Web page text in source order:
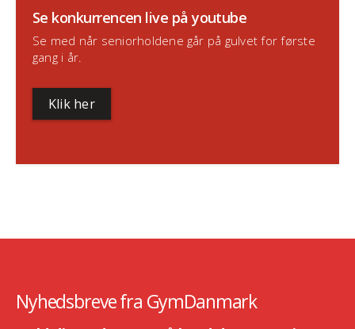
Se konkurrencen live på youtube
Se med når seniorholdene går på gulvet for første
gang i år.
Klik her
Nyhedsbreve fra GymDanmark